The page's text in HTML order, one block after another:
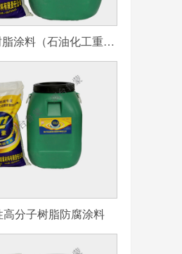
水性高分子树脂涂料（石油化工重防腐用）
分子树脂防腐涂料